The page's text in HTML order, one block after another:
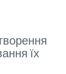
їх